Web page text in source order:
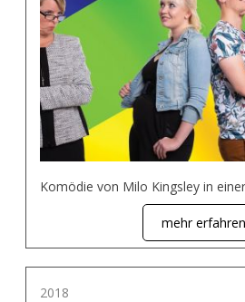
Komödie von Milo Kingsley in
mehr erfahren
2018